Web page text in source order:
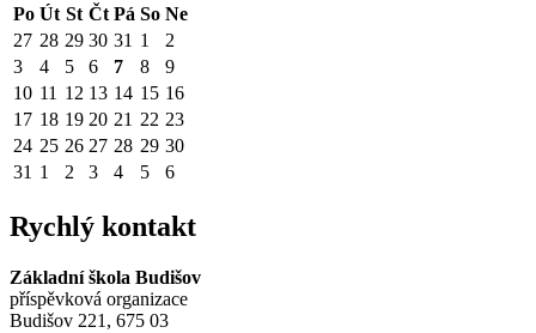
Po Út St Čt Pá So Ne
27 28 29 30 31 1
2
3
4 5 6 7 8
9
10 11 12 13 14 15 16
17 18 19 20 21 22 23
24 25 26 27 28 29 30
31 1 2 3 4 5 6
Rychlý kontakt
Základní škola Budišov
příspěvková organizace
Budišov 221, 675 03